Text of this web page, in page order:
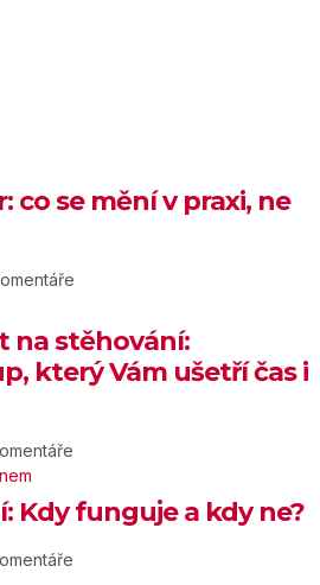
co se mění v praxi, ne
na stěhování:
který Vám ušetří čas i
Kdy funguje a kdy ne?